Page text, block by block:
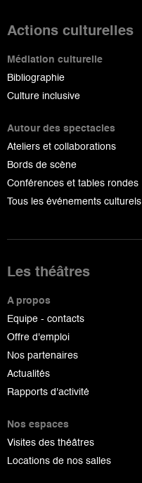
Actions culturelles
Médiation culturelle
Bibliographie
Culture inclusive
Autour des spectacles
Ateliers et collaborations
Bords de scène
Conférences et tables rondes
Tous les événements culturels
Les théâtres
A propos
Equipe - contacts
Offre d'emploi
Nos partenaires
Actualités
Rapports d'activité
Nos espaces
Visites des théâtres
Locations de nos salles